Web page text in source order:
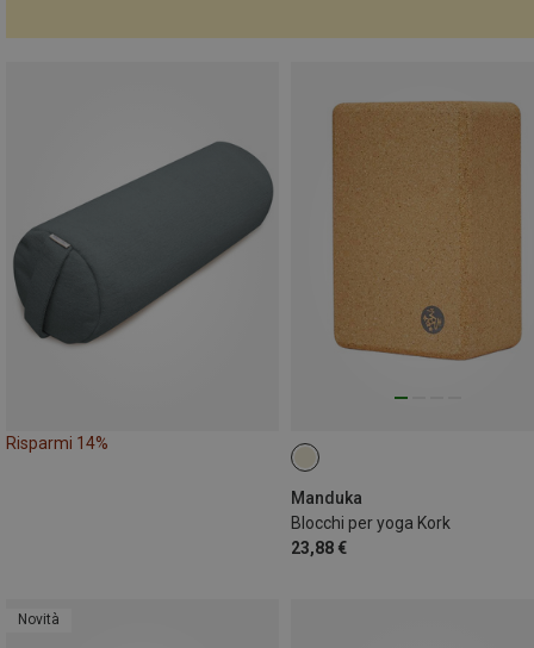
Risparmi 14%
Manduka
Blocchi per yoga Kork
23,88 €
Novità